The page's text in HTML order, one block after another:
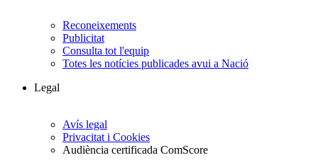
Reconeixements
Publicitat
Consulta tot l'equip
Totes les notícies publicades avui a Nació
Legal
Avís legal
Privacitat i Cookies
Audiència certificada ComScore